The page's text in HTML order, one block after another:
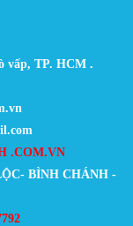
vấp, TP. HCM .
.COM.VN
BÌNH CHÁNH -